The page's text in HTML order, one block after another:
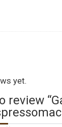
yet.
review